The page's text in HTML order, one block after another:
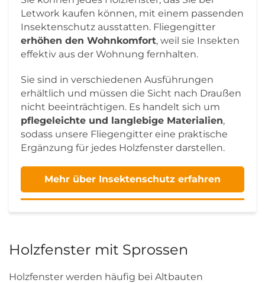
Letwork kaufen können, mit einem passenden
Insektenschutz ausstatten. Fliegengitter
erhöhen den Wohnkomfort, weil sie Insekten
effektiv aus der Wohnung fernhalten.
Sie sind in verschiedenen Ausführungen
erhältlich und müssen die Sicht nach Draußen
nicht beeinträchtigen. Es handelt sich um
pflegeleichte und langlebige Materialien,
sodass unsere Fliegengitter eine praktische
Ergänzung für jedes Holzfenster darstellen.
Mehr über Insektenschutz erfahren
Holzfenster mit Sprossen
Holzfenster werden häufig bei Altbauten